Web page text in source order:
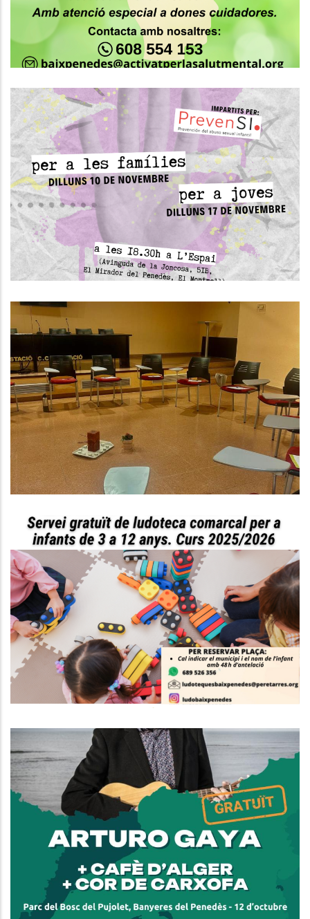
Taller De Prevenció De Violències
Sexuals Al Montmell
S. socials
El SIAD Del Baix Penedès Inicia
Una Nova Edició Del Grup De
Suport Social Per A Dones De La
Comarca
S. socials
Servei De Ludoteques Conciliem
Al Baix Penedès!
S. socials
Banyeres Del Penedès Acull
Aquest Diumenge El Darrer Acte
Del Cicle Perifèria Cultural 2025
Amb Música, Glosa I Gastronomia
Local
Altres